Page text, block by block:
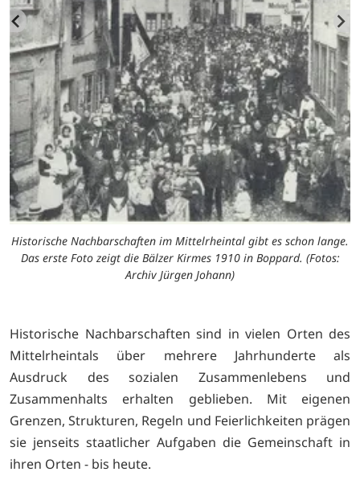
Historische Nachbarschaften im Mittelrheintal gibt es schon lange.
Das erste Foto zeigt die Bälzer Kirmes 1910 in Boppard. (Fotos:
Archiv Jürgen Johann)
Historische Nachbarschaften sind in vielen Orten des
Mittelrheintals über mehrere Jahrhunderte als
Ausdruck des sozialen Zusammenlebens und
Zusammenhalts erhalten geblieben. Mit eigenen
Grenzen, Strukturen, Regeln und Feierlichkeiten prägen
sie jenseits staatlicher Aufgaben die Gemeinschaft in
ihren Orten - bis heute.